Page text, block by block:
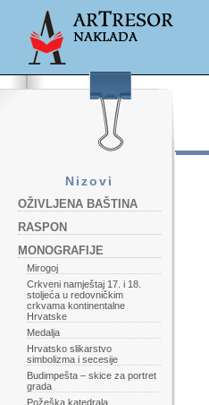
Nizovi
OŽIVLJENA BAŠTINA
RASPON
MONOGRAFIJE
Mirogoj
Crkveni namještaj 17. i 18.
stoljeća u redovničkim
crkvama kontinentalne
Hrvatske
Medalja
Hrvatsko slikarstvo
simbolizma i secesije
Budimpešta – skice za portret
grada
Požeška katedrala